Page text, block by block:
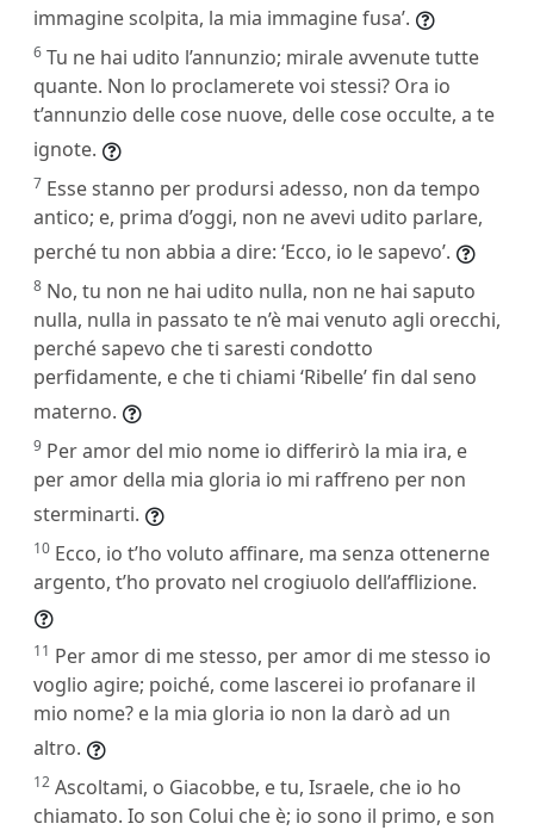
immagine scolpita, la mia immagine fusa’.
6 Tu ne hai udito l’annunzio; mirale avvenute tutte
quante. Non lo proclamerete voi stessi? Ora io
t’annunzio delle cose nuove, delle cose occulte, a te
ignote.
7 Esse stanno per prodursi adesso, non da tempo
antico; e, prima d’oggi, non ne avevi udito parlare,
perché tu non abbia a dire: ‘Ecco, io le sapevo’.
8 No, tu non ne hai udito nulla, non ne hai saputo
nulla, nulla in passato te n’è mai venuto agli orecchi,
perché sapevo che ti saresti condotto
perfidamente, e che ti chiami ‘Ribelle’ fin dal seno
materno.
9 Per amor del mio nome io differirò la mia ira, e
per amor della mia gloria io mi raffreno per non
sterminarti.
10 Ecco, io t’ho voluto affinare, ma senza ottenerne
argento, t’ho provato nel crogiuolo dell’afflizione.
11 Per amor di me stesso, per amor di me stesso io
voglio agire; poiché, come lascerei io profanare il
mio nome? e la mia gloria io non la darò ad un
altro.
12 Ascoltami, o Giacobbe, e tu, Israele, che io ho
chiamato. Io son Colui che è; io sono il primo, e son